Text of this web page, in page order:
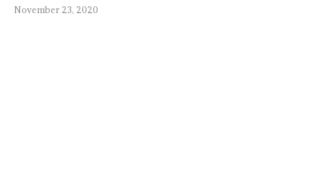
November 23, 2020